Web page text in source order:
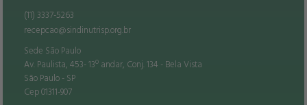
(11) 3337-5263
recepcao@sindinutrisp.org.br
Sede São Paulo
Av. Paulista, 453- 13º andar, Conj. 134 - Bela Vista
São Paulo - SP
Cep 01311-907